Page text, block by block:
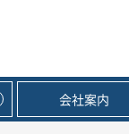
会社案内